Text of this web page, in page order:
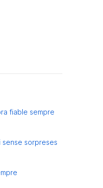
fiable sempre
sense sorpreses